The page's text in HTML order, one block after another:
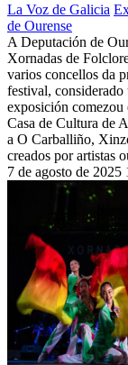
La Voz de Galicia
de Ourense
A Deputación de
Xornadas de
varios concellos da
festival,
exposición comezou
Casa de Cultura de
a O Carballiño,
creados por artistas
7 de agosto de 2025